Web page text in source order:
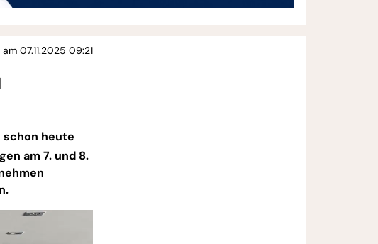
07.11.2025 09:21
schon heute
am 7. und 8.